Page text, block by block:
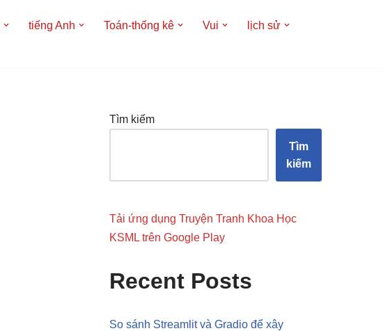
tiếng Anh Toán-thống kê Vui
lịch sử
Tìm kiếm
Tìm
kiếm
Tải ứng dụng Truyện Tranh Khoa Học
KSML trên Google Play
Recent Posts
So sánh Streamlit và Gradio để xây